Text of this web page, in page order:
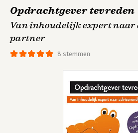
8 stemmen
Opdrachtgever tevreden
Van inhoudelijk expert naar
partner